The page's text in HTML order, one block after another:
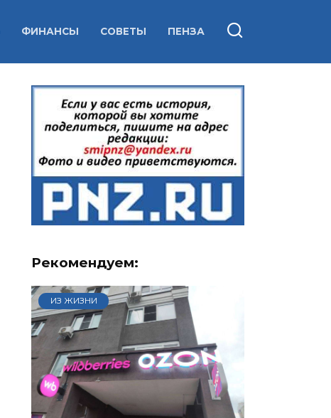
ФИНАНСЫ СОВЕТЫ ПЕНЗА
Рекомендуем:
ИЗ ЖИЗНИ